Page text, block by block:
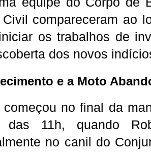
compareceram ao
os trabalhos de
dos novos
e a Moto
começou no final da
das 11h, quando
no canil do